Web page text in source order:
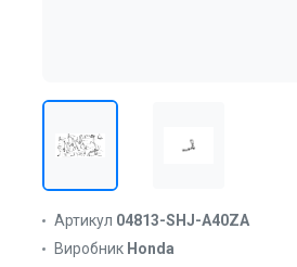
Артикул 04813-SHJ-A40ZA
Виробник Honda